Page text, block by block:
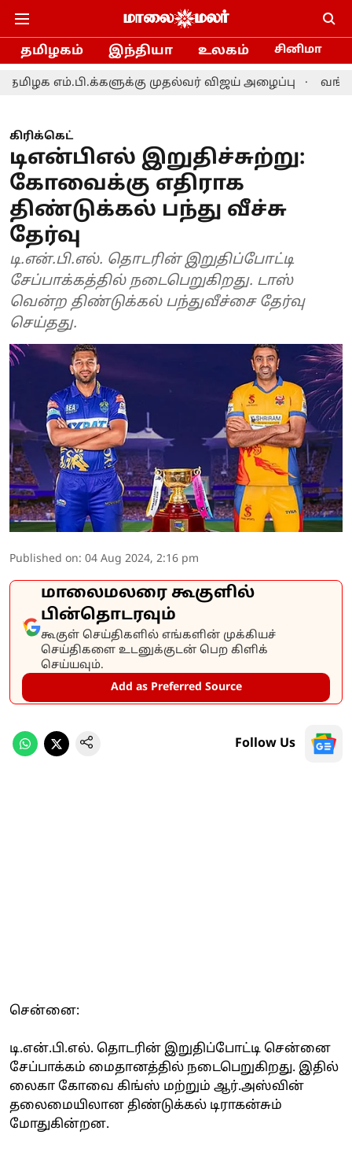
தமிழகம் இந்தியா உலகம் சினிமா
முதல்வர் விஜய் அழைப்பு வங்கதேச
கிரிக்கெட்
டிஎன்பிஎல் இறுதிச்சுற்று:
கோவைக்கு எதிராக
திண்டுக்கல் பந்து வீச்சு
தேர்வு
டி.என்.பி.எல். தொடரின் இறுதிப்போட்டி
சேப்பாக்கத்தில் நடைபெறுகிறது. டாஸ்
வென்ற திண்டுக்கல் பந்துவீச்சை தேர்வு
செய்தது.
Published on: 04 Aug 2024, 2:16 pm
மாலைமலரை கூகுளில்
பின்தொடரவும்
கூகுள் செய்திகளில் எங்களின் முக்கியச்
செய்திகளை உடனுக்குடன் பெற கிளிக்
செய்யவும்.
Add as Preferred Source
Follow Us
சென்னை:
டி.என்.பி.எல். தொடரின் இறுதிப்போட்டி சென்னை
சேப்பாக்கம் மைதானத்தில் நடைபெறுகிறது. இதில்
லைகா கோவை கிங்ஸ் மற்றும் ஆர்.அஸ்வின்
தலைமையிலான திண்டுக்கல் டிராகன்சும்
மோதுகின்றன.